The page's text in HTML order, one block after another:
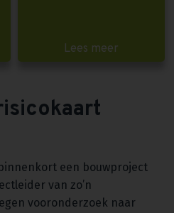
Lees meer
een bouwproject
van zo’n
vooronderzoek naar